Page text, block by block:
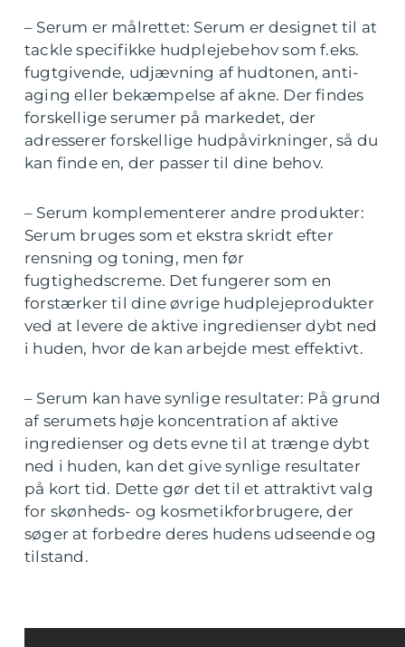
– Serum er målrettet: Serum er designet til at
tackle specifikke hudplejebehov som f.eks.
fugtgivende, udjævning af hudtonen, anti-
aging eller bekæmpelse af akne. Der findes
forskellige serumer på markedet, der
adresserer forskellige hudpåvirkninger, så du
kan finde en, der passer til dine behov.
– Serum komplementerer andre produkter:
Serum bruges som et ekstra skridt efter
rensning og toning, men før
fugtighedscreme. Det fungerer som en
forstærker til dine øvrige hudplejeprodukter
ved at levere de aktive ingredienser dybt ned
i huden, hvor de kan arbejde mest effektivt.
– Serum kan have synlige resultater: På grund
af serumets høje koncentration af aktive
ingredienser og dets evne til at trænge dybt
ned i huden, kan det give synlige resultater
på kort tid. Dette gør det til et attraktivt valg
for skønheds- og kosmetikforbrugere, der
søger at forbedre deres hudens udseende og
tilstand.